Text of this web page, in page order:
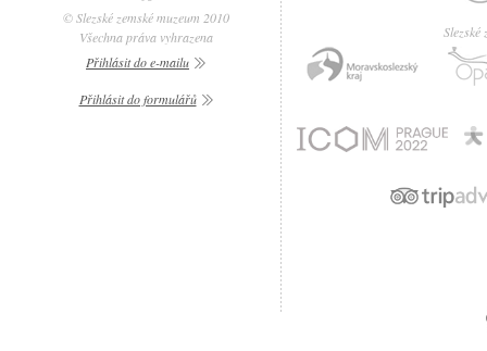
Slezské
© Slezské zemské muzeum 2010
Všechna práva vyhrazena
Přihlásit do e-mailu
Přihlásit do formulářů